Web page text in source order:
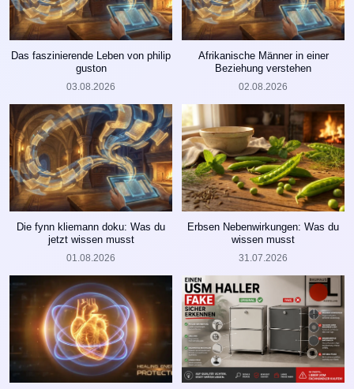
Das faszinierende Leben von philip
guston
03.08.2026
Afrikanische Männer in einer
Beziehung verstehen
02.08.2026
Die fynn kliemann doku: Was du
jetzt wissen musst
01.08.2026
Erbsen Nebenwirkungen: Was du
wissen musst
31.07.2026